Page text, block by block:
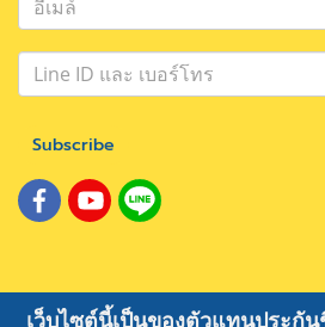
Subscribe
เว็บไซต์นี้เป็นของตัวแทนประกั